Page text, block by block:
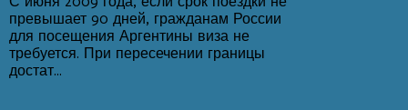
превышает 90 дней, гражданам России
для посещения Аргентины виза не
требуется. При пересечении границы
достат...